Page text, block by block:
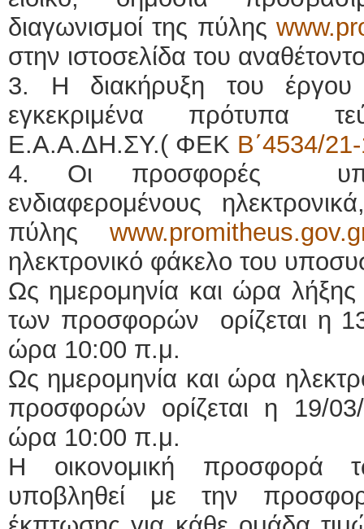
διαγωνισμοί της πύλης
στην ιστοσελίδα του
3. Η διακήρυξη του έργου
εγκεκριμένα πρότυπα
Ε.Α.Α.ΔΗ.ΣΥ.( ΦΕΚ Β΄4534/
4. Οι προσφορές
ενδιαφερομένους
πύλης
ηλεκτρονικό φάκελο του
Ως ημερομηνία και ώρα
των προσφορών ορίζεται η
ώρα 10:00 π.μ.
Ως ημερομηνία και ώρα
προσφορών ορίζεται η 19/
ώρα 10:00 π.μ.
Η οικονομική προσφορά
υποβληθεί με την